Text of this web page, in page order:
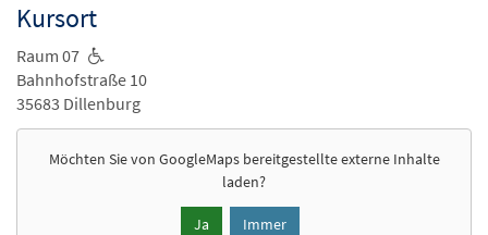
Kursort
Raum 07
Bahnhofstraße 10
35683 Dillenburg
Möchten Sie von GoogleMapsbereitgestellte externe Inhalte
laden?
Ja Immer